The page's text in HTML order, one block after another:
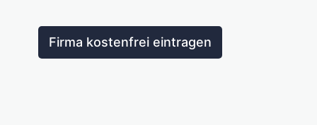
Firma kostenfrei eintragen